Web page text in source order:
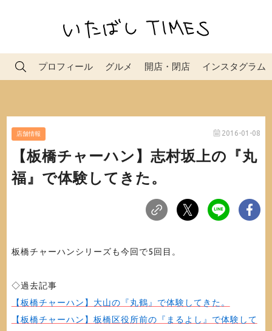
プロフィール グルメ 開店・閉店 インスタグラム
店舗情報 2016-01-08
【板橋チャーハン】志村坂上の『丸
福』で体験してきた。
板橋チャーハンシリーズも今回で5回目。
◇過去記事
【板橋チャーハン】大山の『丸鶴』で体験してきた。
【板橋チャーハン】板橋区役所前の『まるよし』で体験して